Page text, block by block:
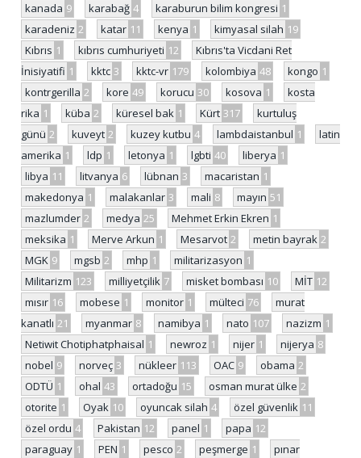
kanada 9 karabağ 4 karaburun bilim kongresi 1
karadeniz 2 katar 11 kenya 1 kimyasal silah 19
Kıbrıs 1 kıbrıs cumhuriyeti 12
Kıbrıs'ta Vicdani Ret
İnisiyatifi 1 kktc 3 kktc-vr 179 kolombiya 48 kongo 1
kontrgerilla 2 kore 49 korucu 30 kosova 1
kosta
rika 1 küba 2 küresel bak 1 Kürt 317
kurtuluş
günü 2 kuveyt 2 kuzey kutbu 4 lambdaistanbul 1
latin
amerika 1 ldp 1 letonya 1 lgbti 40 liberya 1
libya 11 litvanya 6 lübnan 3 macaristan 1
makedonya 1 malakanlar 3 mali 8 mayın 51
mazlumder 2 medya 25 Mehmet Erkin Ekren 1
meksika 1 Merve Arkun 1 Mesarvot 2 metin bayrak 2
MGK 9 mgsb 2 mhp 1 militarizasyon 1
Militarizm 123 milliyetçilik 7 misket bombası 10 MİT 12
mısır 16 mobese 1 monitor 1 mülteci 76
murat
kanatlı 21 myanmar 8 namibya 1 nato 107 nazizm 1
Netiwit Chotiphatphaisal 1 newroz 1 nijer 1 nijerya 8
nobel 9 norveç 3 nükleer 113 OAC 9 obama 2
ODTÜ 1 ohal 43 ortadoğu 15 osman murat ülke 2
otorite 1 Oyak 10 oyuncak silah 4 özel güvenlik 11
özel ordu 4 Pakistan 12 panel 1 papa 12
paraguay 1 PEN 1 pesco 2 peşmerge 1
pınar